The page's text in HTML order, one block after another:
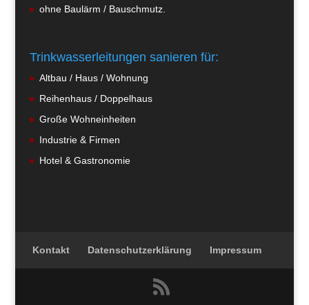
ohne Baulärm / Bauschmutz.
Trinkwasserleitungen sanieren für:
Altbau / Haus / Wohnung
Reihenhaus / Doppelhaus
Große Wohneinheiten
Industrie & Firmen
Hotel & Gastronomie
Kontakt Datenschutzerklärung Impressum